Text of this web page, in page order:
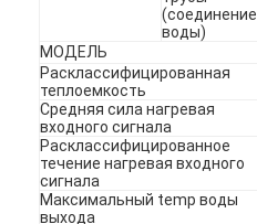
(соединение
воды)
МОДЕЛЬ
Расклассифицированная
теплоемкость
Средняя сила нагревая
входного сигнала
Расклассифицированное
течение нагревая входного
сигнала
Максимальный temp воды
выхода